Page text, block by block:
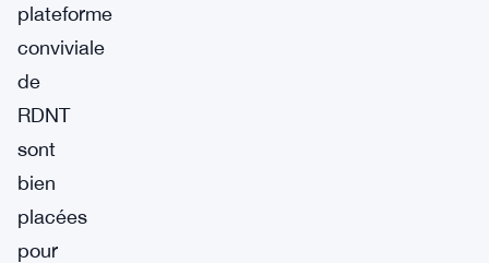
plateforme
conviviale
de
RDNT
sont
bien
placées
pour